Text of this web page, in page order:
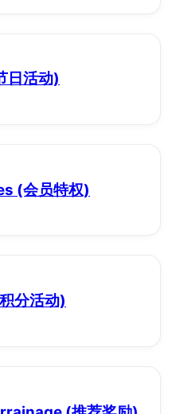
日活动)
(会员特权)
分活动)